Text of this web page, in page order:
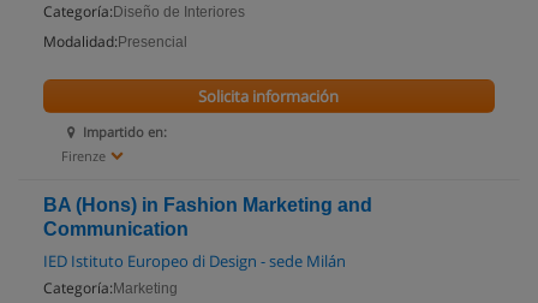
Categoría: Diseño de Interiores
Modalidad: Presencial
Impartido en:
Firenze
Solicita información
BA (Hons) in Fashion Marketing and
Communication
IED Istituto Europeo di Design - sede Milán
Categoría: Marketing